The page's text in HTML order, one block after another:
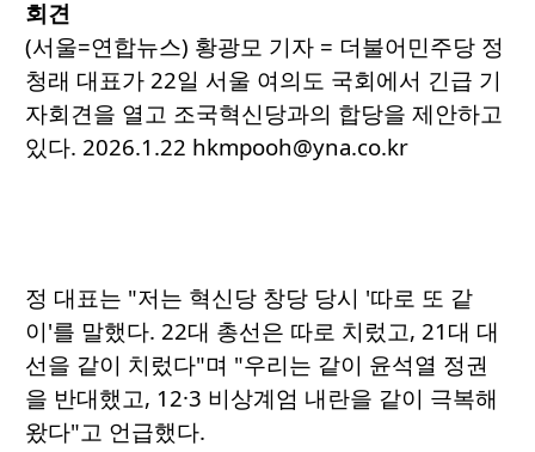
회견
(서울=연합뉴스) 황광모 기자 = 더불어민주당 정
청래 대표가 22일 서울 여의도 국회에서 긴급 기
자회견을 열고 조국혁신당과의 합당을 제안하고
있다. 2026.1.22 hkmpooh@yna.co.kr
정 대표는 "저는 혁신당 창당 당시 '따로 또 같
이'를 말했다. 22대 총선은 따로 치렀고, 21대 대
선을 같이 치렀다"며 "우리는 같이 윤석열 정권
을 반대했고, 12·3 비상계엄 내란을 같이 극복해
왔다"고 언급했다.